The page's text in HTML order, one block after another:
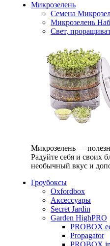
Микрозелень
Семена
Микрозелень
Свет,
Микрозелень —
Радуйте себя и своих
необычный вкус и
Гроубоксы
Oxfordbox
Аксессуары
Secret Jardin
Garden HighPRO
PROBOX
Propagator
PROBOX